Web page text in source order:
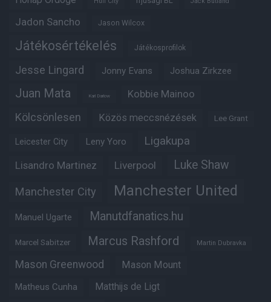
Jadon Sancho Jason Wilcox
Játékosértékelés Játékosprofilok
Jesse Lingard Jonny Evans Joshua Zirkzee
Juan Mata Karl Darlow Kobbie Mainoo
Kölcsönlesen Közös meccsnézések Lee Grant
Leicester City Leny Yoro Ligakupa
Lisandro Martinez Liverpool Luke Shaw
Manchester City Manchester United
Manuel Ugarte Manutdfanatics.hu
Marcel Sabitzer Marcus Rashford Martin Dubravka
Mason Greenwood Mason Mount
Matheus Cunha Matthijs de Ligt